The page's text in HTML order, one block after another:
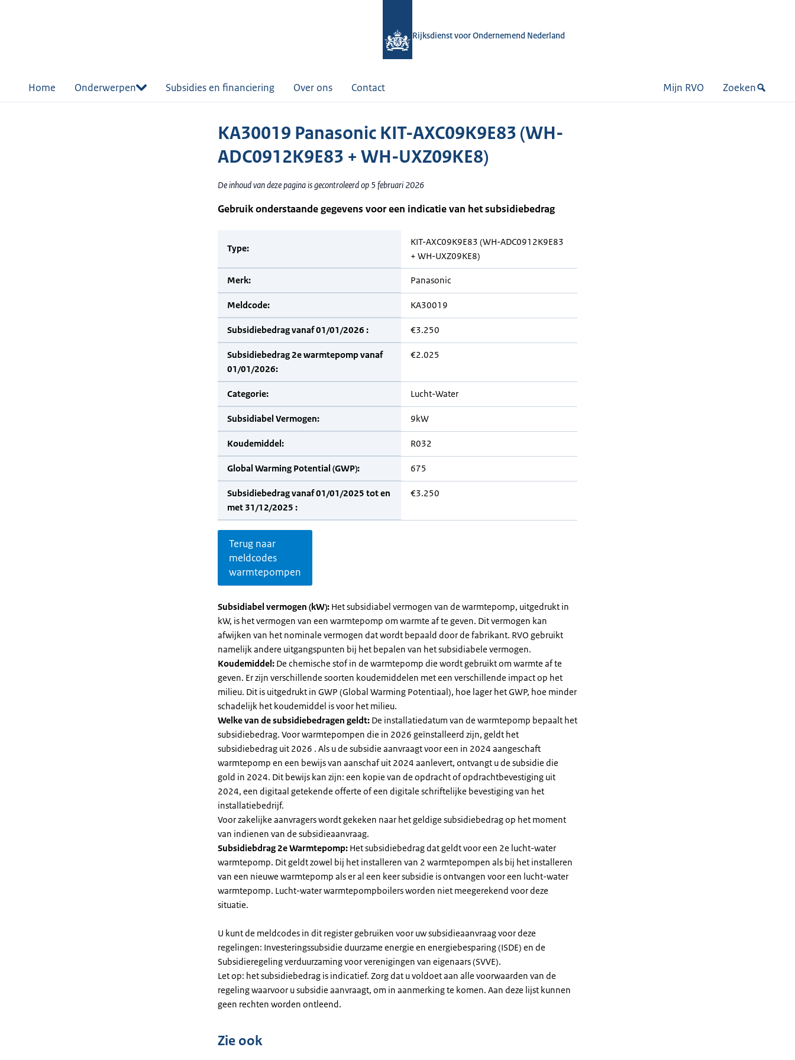
Rijksdienst voor Ondernemend Nederland
Home Onderwerpen Subsidies en financiering Over ons Contact Mijn RVO Zoeken
KA30019 Panasonic KIT-AXC09K9E83 (WH-
ADC0912K9E83 + WH-UXZ09KE8)
De inhoud van deze pagina is gecontroleerd op 5 februari 2026
Gebruik onderstaande gegevens voor een indicatie van het subsidiebedrag
Type:
KIT-AXC09K9E83 (WH-ADC0912K9E83
+ WH-UXZ09KE8)
Merk: Panasonic
Meldcode: KA30019
Subsidiebedrag vanaf 01/01/2026 : €3.250
Subsidiebedrag 2e warmtepomp vanaf
01/01/2026:
€2.025
Categorie: Lucht-Water
Subsidiabel Vermogen: 9kW
Koudemiddel: R032
Global Warming Potential (GWP): 675
Subsidiebedrag vanaf 01/01/2025 tot en
met 31/12/2025 :
€3.250
Terug naar
meldcodes
warmtepompen
Subsidiabel vermogen (kW): Het subsidiabel vermogen van de warmtepomp, uitgedrukt in
kW, is het vermogen van een warmtepomp om warmte af te geven. Dit vermogen kan
afwijken van het nominale vermogen dat wordt bepaald door de fabrikant. RVO gebruikt
namelijk andere uitgangspunten bij het bepalen van het subsidiabele vermogen.
Koudemiddel: De chemische stof in de warmtepomp die wordt gebruikt om warmte af te
geven. Er zijn verschillende soorten koudemiddelen met een verschillende impact op het
milieu. Dit is uitgedrukt in GWP (Global Warming Potentiaal), hoe lager het GWP, hoe minder
schadelijk het koudemiddel is voor het milieu.
Welke van de subsidiebedragen geldt: De installatiedatum van de warmtepomp bepaalt het
subsidiebedrag. Voor warmtepompen die in 2026 geïnstalleerd zijn, geldt het
subsidiebedrag uit 2026 . Als u de subsidie aanvraagt voor een in 2024 aangeschaft
warmtepomp en een bewijs van aanschaf uit 2024 aanlevert, ontvangt u de subsidie die
gold in 2024. Dit bewijs kan zijn: een kopie van de opdracht of opdrachtbevestiging uit
2024, een digitaal getekende offerte of een digitale schriftelijke bevestiging van het
installatiebedrijf.
Voor zakelijke aanvragers wordt gekeken naar het geldige subsidiebedrag op het moment
van indienen van de subsidieaanvraag.
Subsidiebdrag 2e Warmtepomp: Het subsidiebedrag dat geldt voor een 2e lucht-water
warmtepomp. Dit geldt zowel bij het installeren van 2 warmtepompen als bij het installeren
van een nieuwe warmtepomp als er al een keer subsidie is ontvangen voor een lucht-water
warmtepomp. Lucht-water warmtepompboilers worden niet meegerekend voor deze
situatie.
U kunt de meldcodes in dit register gebruiken voor uw subsidieaanvraag voor deze
regelingen: Investeringssubsidie duurzame energie en energiebesparing (ISDE) en de
Subsidieregeling verduurzaming voor verenigingen van eigenaars (SVVE).
Let op: het subsidiebedrag is indicatief. Zorg dat u voldoet aan alle voorwaarden van de
regeling waarvoor u subsidie aanvraagt, om in aanmerking te komen. Aan deze lijst kunnen
geen rechten worden ontleend.
Zie ook